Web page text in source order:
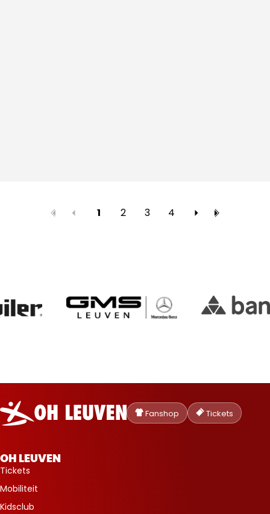
1 2 3 4
Oud-
Heverlee
Leuven
Fanshop Tickets
OH LEUVEN
Tickets
Mobiliteit
Kidsclub